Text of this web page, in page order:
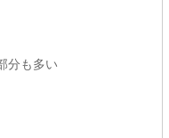
分も多い